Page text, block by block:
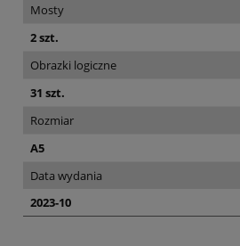
Mosty
2 szt.
Obrazki logiczne
31 szt.
Rozmiar
A5
Data wydania
2023-10